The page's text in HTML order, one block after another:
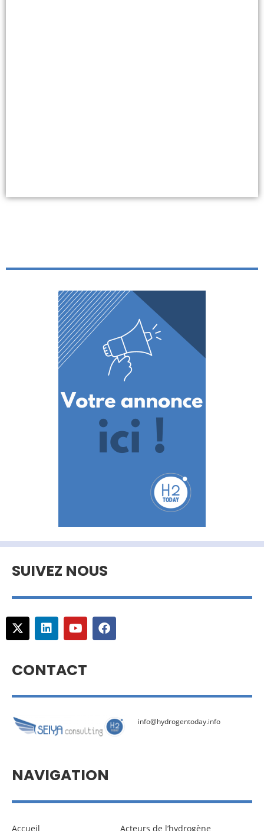
SUIVEZ NOUS
CONTACT
info@hydrogentoday.info
NAVIGATION
Accueil Acteurs de l’hydrogène